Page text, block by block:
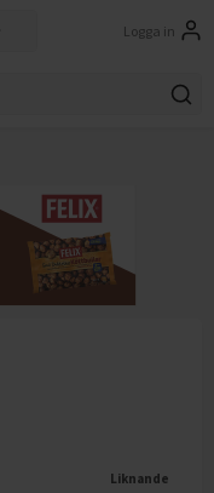
Logga in
Liknande